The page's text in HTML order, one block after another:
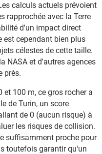
calculs actuels prévoient
rapprochée avec la Terre
d'un impact direct
est cependant bien plus
célestes de cette taille.
NASA et d'autres agences
près.
et 100 m, ce gros rocher a
de Turin, un score
de 0 (aucun risque) à
les risques de collision.
suffisamment proche pour
toutefois garantir qu'un